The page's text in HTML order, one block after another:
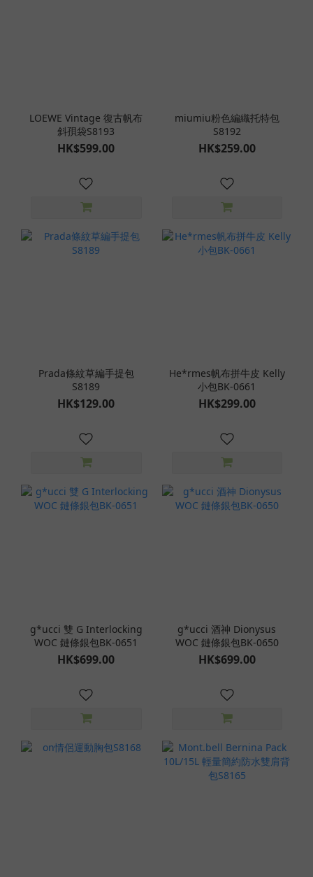
LOEWE Vintage 復古帆布
斜孭袋S8193
HK$599.00
miumiu粉色編織托特包
S8192
HK$259.00
Prada條紋草編手提包
S8189
HK$129.00
He*rmes帆布拼牛皮 Kelly
小包BK-0661
HK$299.00
g*ucci 雙 G Interlocking
WOC 鏈條銀包BK-0651
HK$699.00
g*ucci 酒神 Dionysus
WOC 鏈條銀包BK-0650
HK$699.00